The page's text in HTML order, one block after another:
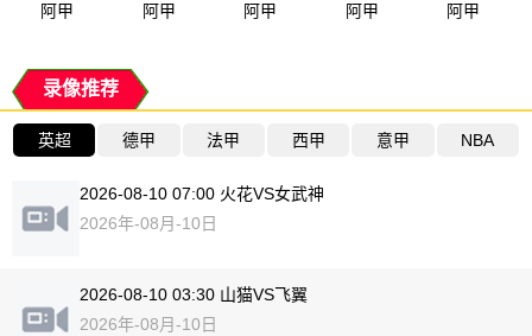
阿甲 阿甲 阿甲 阿甲 阿甲
录像推荐
英超 德甲 法甲 西甲 意甲 NBA
2026-08-10 07:00 火花VS女武神
2026年-08月-10日
2026-08-10 03:30 山猫VS飞翼
2026年-08月-10日